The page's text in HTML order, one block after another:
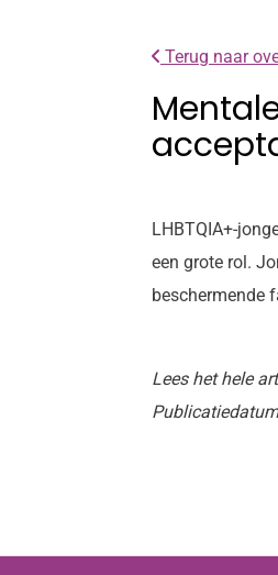
Terug naar
LHBTQIA+-
een grote rol.
beschermende
Lees het hele